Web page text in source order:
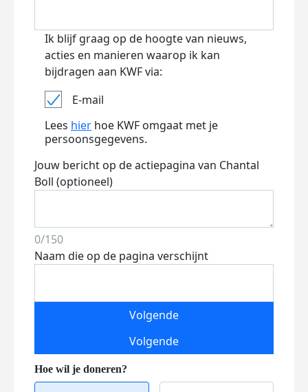
Ik blijf graag op de hoogte van nieuws,
acties en manieren waarop ik kan
bijdragen aan KWF via:
E-mail
Lees hier hoe KWF omgaat met je
persoonsgegevens.
Jouw bericht op de actiepagina van Chantal
Boll (optioneel)
0/150
Naam die op de pagina verschijnt
Volgende
Volgende